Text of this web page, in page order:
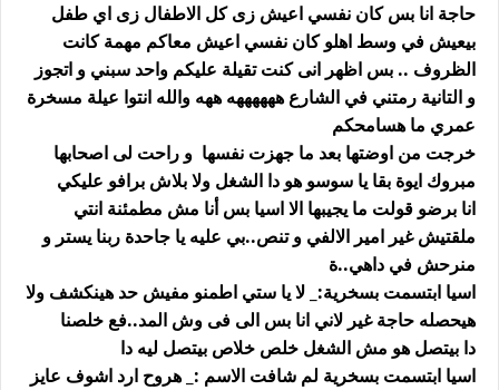
حاجة انا بس كان نفسي اعيش زى كل الاطفال زى اي طفل
بيعيش في وسط اهلو كان نفسي اعيش معاكم مهمة كانت
الظروف .. بس اظهر انى كنت تقيلة عليكم واحد سبني و اتجوز
و التانية رمتني في الشارع ههههههه ههه والله انتوا عيلة مسخرة
عمري ما هسامحكم
خرجت من اوضتها بعد ما جهزت نفسها و راحت لى اصحابها
مبروك ايوة بقا يا سوسو هو دا الشغل ولا بلاش برافو عليكي
انا برضو قولت ما يجيبها الا اسيا بس أنا مش مطمئنة انتي
ملقتيش غير امير الالفي و تنص..بي عليه يا جاحدة ربنا يستر و
منرحش في داهي..ة
اسيا ابتسمت بسخرية:_ لا يا ستي اطمنو مفيش حد هينكشف ولا
هيحصله حاجة غير لاني انا بس الى فى وش المد..فع خلصنا
دا بيتصل هو مش الشغل خلص خلاص بيتصل ليه دا
اسيا ابتسمت بسخرية لم شافت الاسم :_ هروح ارد اشوف عايز